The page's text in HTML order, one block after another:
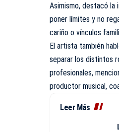
Asimismo, destacó la
poner límites y no
cariño o vínculos
El artista también
separar los distintos
profesionales,
productor musical,
Leer Más